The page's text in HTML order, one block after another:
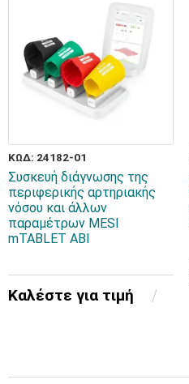
ΚΩΔ: 24182-01
Συσκευή διάγνωσης της
περιφερικής αρτηριακής
νόσου και άλλων
παραμέτρων MESI
mTABLET ABI
Καλέστε για τιμή